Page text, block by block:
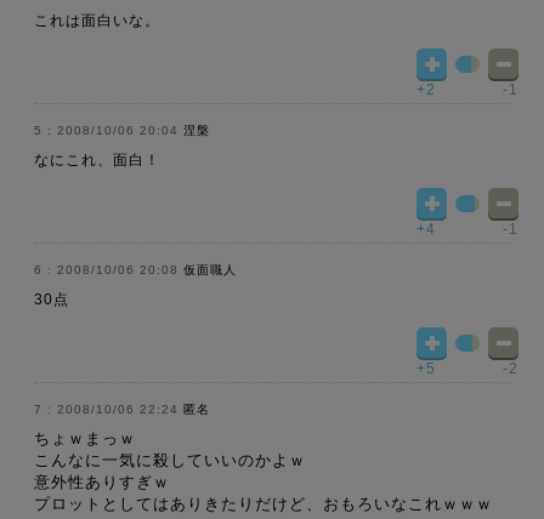
これは面白いな。
+2 -1
2008/10/06 20:04 涅槃
なにこれ、面白！
+4 -1
2008/10/06 20:08 仮面職人
30点
+5 -2
2008/10/06 22:24 匿名
ちょｗまっｗ
こんなに一気に殺していいのかよｗ
意外性ありすぎｗ
プロットとしてはありきたりだけど、おもろいなこれｗｗｗ